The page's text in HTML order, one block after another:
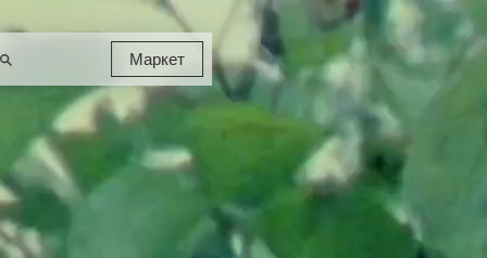
Маркет